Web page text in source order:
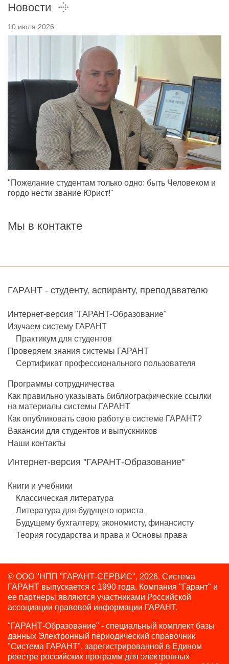
Новости
10 июля 2026
"Пожелание студентам только одно: быть Человеком и
гордо нести звание Юрист!"
Мы в контакте
ГАРАНТ - студенту, аспиранту, преподавателю
Интернет-версия "ГАРАНТ-Образование"
Изучаем систему ГАРАНТ
Практикум для студентов
Проверяем знания системы ГАРАНТ
Сертификат профессионального пользователя
Программы сотрудничества
Как правильно указывать библиографические ссылки
на материалы системы ГАРАНТ
Как опубликовать свою работу в системе ГАРАНТ?
Вакансии для студентов и выпускников
Наши контакты
Интернет-версия "ГАРАНТ-Образование"
Книги и учебники
Классическая литература
Литература для будущего юриста
Будущему бухгалтеру, экономисту, финансисту
Теория государства и права и Основы права
© ООО "НПП "ГАРАНТ-СЕРВИС", 2026. Система
ГАРАНТ выпускается с 1990 года. Компания "Гарант" и
ее партнеры являются участниками Российской
ассоциации правовой информации ГАРАНТ.
"ГАРАНТ-Образование" - специальный комплект базы
данных Электронный периодический справочник
"Система ГАРАНТ", зарегистрированной в Едином
реестре российских программ для электронных